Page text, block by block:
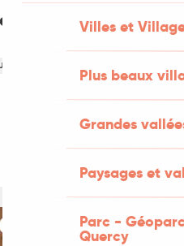
Villes et
Plus beaux
Grandes
Paysages et
Parc -
Quercy
: Mosaïque